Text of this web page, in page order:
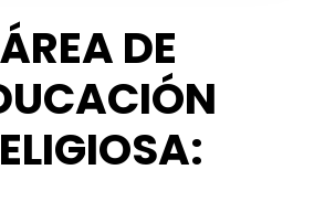
ÁREA DE